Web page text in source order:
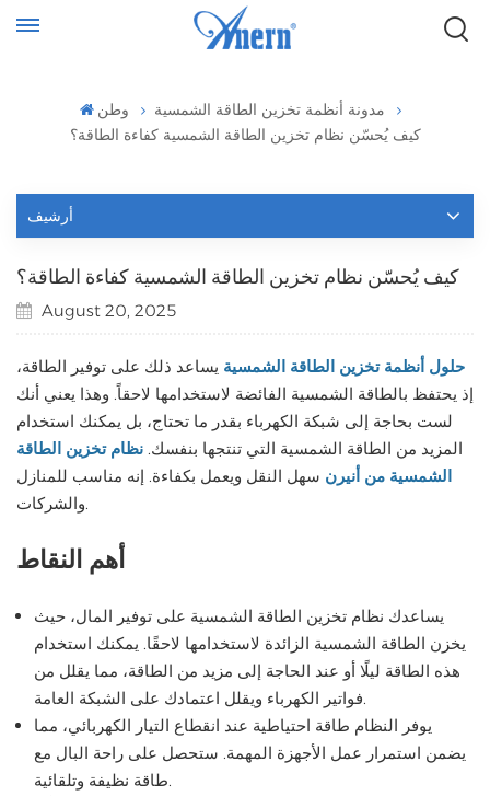
وطن
مدونة أنظمة تخزين الطاقة الشمسية
كيف يُحسّن نظام تخزين الطاقة الشمسية كفاءة الطاقة؟
أرشيف
كيف يُحسّن نظام تخزين الطاقة الشمسية كفاءة الطاقة؟
August 20, 2025
حلول أنظمة تخزين الطاقة الشمسية يساعد ذلك على توفير الطاقة،
إذ يحتفظ بالطاقة الشمسية الفائضة لاستخدامها لاحقاً. وهذا يعني أنك
لست بحاجة إلى شبكة الكهرباء بقدر ما تحتاج، بل يمكنك استخدام
المزيد من الطاقة الشمسية التي تنتجها بنفسك. نظام تخزين الطاقة
الشمسية من أنيرن سهل النقل ويعمل بكفاءة. إنه مناسب للمنازل
والشركات.
أهم النقاط
يساعدك نظام تخزين الطاقة الشمسية على توفير المال، حيث
يخزن الطاقة الشمسية الزائدة لاستخدامها لاحقًا. يمكنك استخدام
هذه الطاقة ليلًا أو عند الحاجة إلى مزيد من الطاقة، مما يقلل من
فواتير الكهرباء ويقلل اعتمادك على الشبكة العامة.
يوفر النظام طاقة احتياطية عند انقطاع التيار الكهربائي، مما
يضمن استمرار عمل الأجهزة المهمة. ستحصل على راحة البال مع
طاقة نظيفة وتلقائية.